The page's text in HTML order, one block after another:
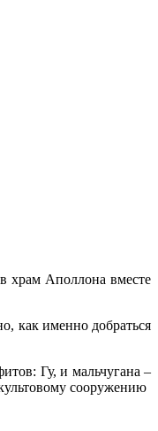
храм Аполлона вместе
как именно добраться
Гу, и мальчугана –
сооружению